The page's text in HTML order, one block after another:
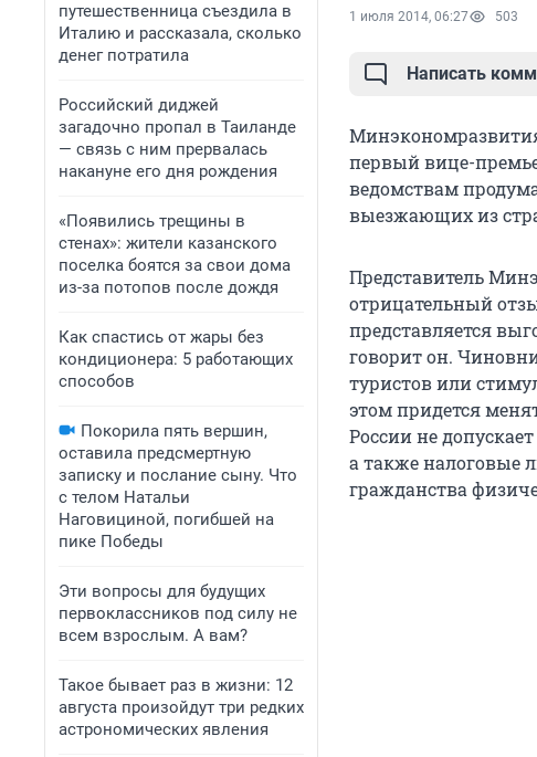
путешественница съездила в
Италию и рассказала, сколько
денег потратила
Российский диджей
загадочно пропал в Таиланде
— связь с ним прервалась
накануне его дня рождения
«Появились трещины в
стенах»: жители казанского
поселка боятся за свои дома
из-за потопов после дождя
Как спастись от жары без
кондиционера: 5 работающих
способов
Покорила пять вершин,
оставила предсмертную
записку и послание сыну. Что
с телом Натальи
Наговициной, погибшей на
пике Победы
Эти вопросы для будущих
первоклассников под силу не
всем взрослым. А вам?
Такое бывает раз в жизни: 12
августа произойдут три редких
астрономических явления
1 июля 2014, 06:27 503
Написать
первый вице-
ведомствам
выезжающих из
Представитель
отрицательный
представляется
говорит он.
туристов или
этом придется
России не
а также налоговые
гражданства